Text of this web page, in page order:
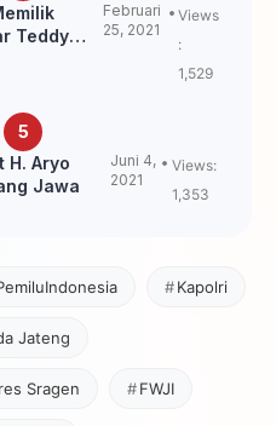
Teddy
Februari
25, 2021
Views
:
1,529
H. Aryo
Jawa
Juni 4,
2021
Views:
1,353
Kapolri
Jateng
Sragen FWJI